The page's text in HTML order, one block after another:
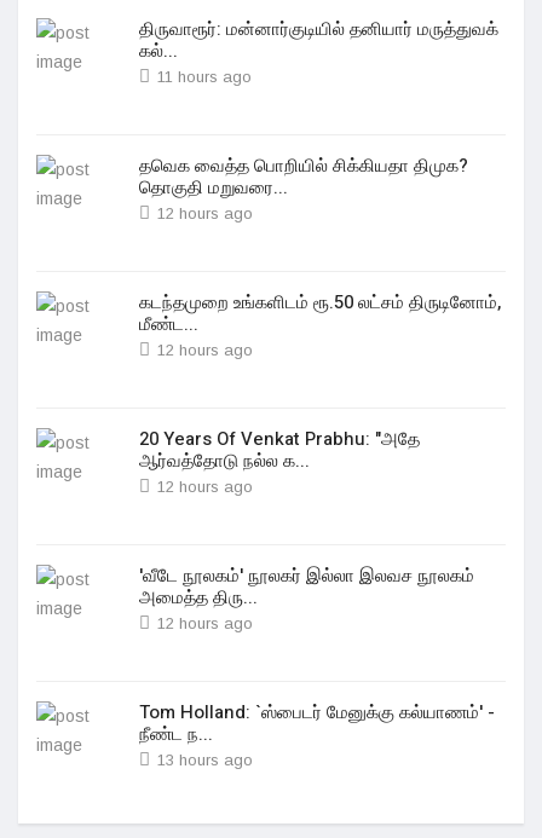
திருவாரூர்: மன்னார்குடியில் தனியார் மருத்துவக்
கல்...
11 hours ago
தவெக வைத்த பொறியில் சிக்கியதா திமுக?
தொகுதி மறுவரை...
12 hours ago
கடந்தமுறை உங்களிடம் ரூ.50 லட்சம் திருடினோம்,
மீண்ட...
12 hours ago
20 Years Of Venkat Prabhu: "அதே
ஆர்வத்தோடு நல்ல க...
12 hours ago
'வீடே நூலகம்' நூலகர் இல்லா இலவச நூலகம்
அமைத்த திரு...
12 hours ago
Tom Holland: `ஸ்பைடர் மேனுக்கு கல்யாணம்' -
நீண்ட ந...
13 hours ago